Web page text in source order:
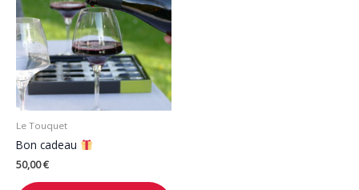
Le Touquet
Bon cadeau
50,00€